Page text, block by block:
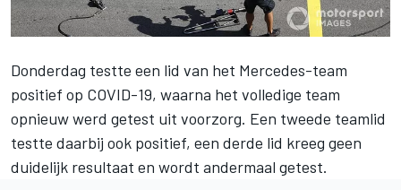
Donderdag testte een lid van het Mercedes-team
positief op COVID-19, waarna het volledige team
opnieuw werd getest uit voorzorg. Een tweede teamlid
testte daarbij ook positief, een derde lid kreeg geen
duidelijk resultaat en wordt andermaal getest.